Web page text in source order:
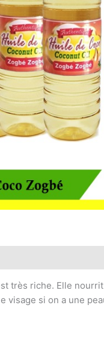
très riche. Elle
visage si on a une